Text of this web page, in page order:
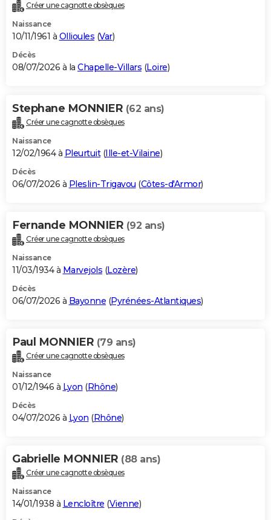
Créer une cagnotte obsèques
Naissance
10/11/1961 à Ollioules (Var)
Décès
08/07/2026 à la Chapelle-Villars (Loire)
Stephane MONNIER (62 ans)
Créer une cagnotte obsèques
Naissance
12/02/1964 à Pleurtuit(Ille-et-Vilaine)
Décès
06/07/2026 à Pleslin-Trigavou (Côtes-d'Armor)
Fernande MONNIER (92 ans)
Créer une cagnotte obsèques
Naissance
11/03/1934 à Marvejols (Lozère)
Décès
06/07/2026 à Bayonne (Pyrénées-Atlantiques)
Paul MONNIER (79 ans)
Créer une cagnotte obsèques
Naissance
01/12/1946 à Lyon (Rhône)
Décès
04/07/2026 à Lyon (Rhône)
Gabrielle MONNIER (88 ans)
Créer une cagnotte obsèques
Naissance
14/01/1938 à Lencloître (Vienne)